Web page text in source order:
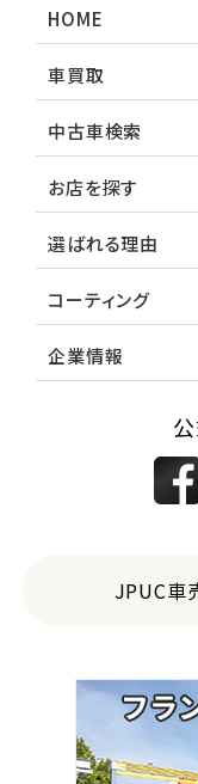
HOME
車買取
中古車検索
お店を探す
選ばれる理由
コーティング
企業情報
JPUC車